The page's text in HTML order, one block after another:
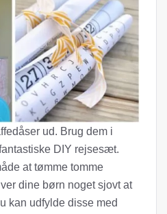
ud. Brug dem i
DIY rejsesæt.
at tømme tomme
dine børn noget sjovt at
kan udfylde disse med